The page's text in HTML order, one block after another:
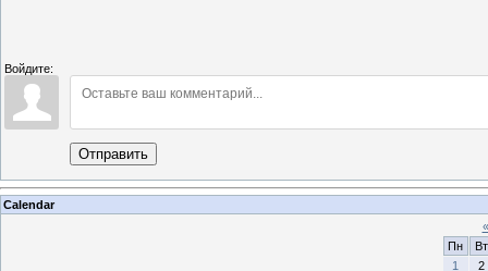
Войдите:
Отправить
Calendar
«
Пн
Вт
1
2